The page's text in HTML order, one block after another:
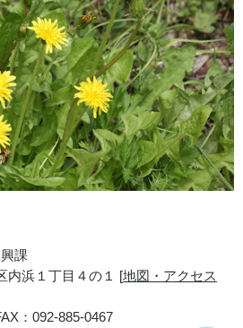
課
浜１丁目４の１ [地図・アクセス
：092-885-0467